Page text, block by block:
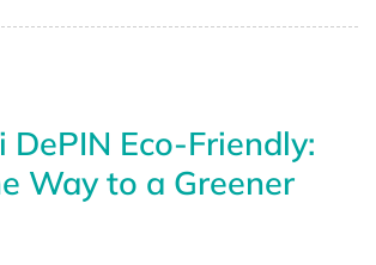
DePIN Eco-Friendly:
Way to a Greener